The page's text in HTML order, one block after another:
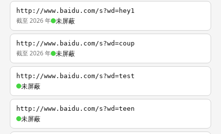
http://www.baidu.com/s?wd=hey1
截至 2026 年 未屏蔽
http://www.baidu.com/s?wd=coup
截至 2026 年 未屏蔽
http://www.baidu.com/s?wd=test
未屏蔽
http://www.baidu.com/s?wd=teen
未屏蔽